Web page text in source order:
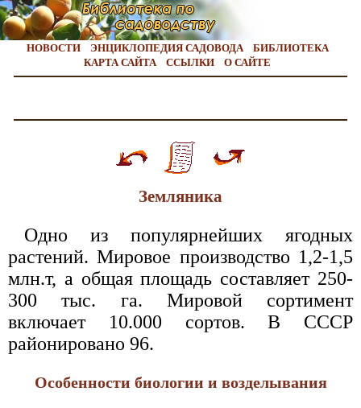
НОВОСТИ ЭНЦИКЛОПЕДИЯ САДОВОДА
БИБЛИОТЕКА
КАРТА САЙТА
ССЫЛКИ О САЙТЕ
Земляника
Одно из популярнейших ягодных
растений. Мировое производство 1,2-1,5
млн.т, а общая площадь составляет 250-
300 тыс. га. Мировой сортимент
включает 10.000 сортов. В СССР
районировано 96.
Особенности биологии и возделывания